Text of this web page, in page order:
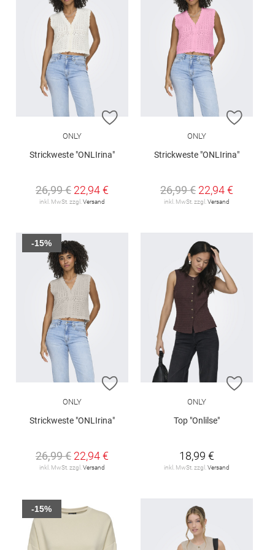
ZUR WUNSCHLISTE HINZUFÜGEN
ONLY
Strickweste "ONLIrina"
26,99 € 22,94 €
inkl. MwSt. zzgl. Versand
ZUR
ONLY
Strickweste "ONLIrina"
26,99 € 22,94 €
inkl. MwSt. zzgl. Versand
ZUR WUNSCHLISTE HINZUFÜGEN
ONLY
Strickweste "ONLIrina"
26,99 € 22,94 €
inkl. MwSt. zzgl. Versand
-15%
ZUR
ONLY
Top "Onlilse"
18,99 €
inkl. MwSt. zzgl. Versand
-15%